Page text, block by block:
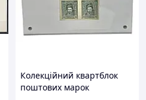
Колекційний квартблок
поштових марок